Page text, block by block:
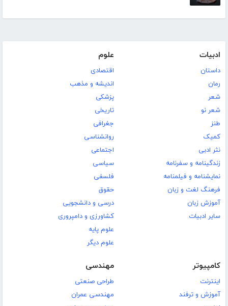
ادبیات
داستان
رمان
شعر
شعر نو
طنز
کمیک
نثر ادبی
زندگینامه و سفرنامه
نمایشنامه و فیلمنامه
فرهنگ لغت و زبان
آموزش زبان
سایر ادبیات
علوم
اقتصادی
اندیشه و مذهب
پزشکی
تاریخی
جغرافی
روانشناسی
اجتماعی
سیاسی
فلسفی
حقوق
درسی و دانشجویی
کشاورزی و دامپروری
علوم پایه
علوم دیگر
کامپیوتر
اینترنت
آموزش و ترفند
مهندسی
طراحی صنعتی
مهندسی عمران